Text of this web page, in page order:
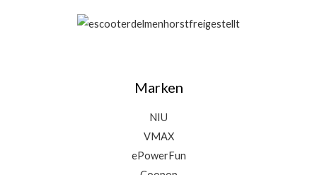
Marken
NIU
VMAX
ePowerFun